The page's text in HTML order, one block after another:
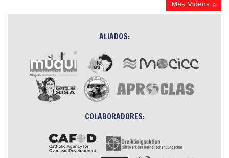
Más Videos »
ALIADOS:
COLABORADORES: